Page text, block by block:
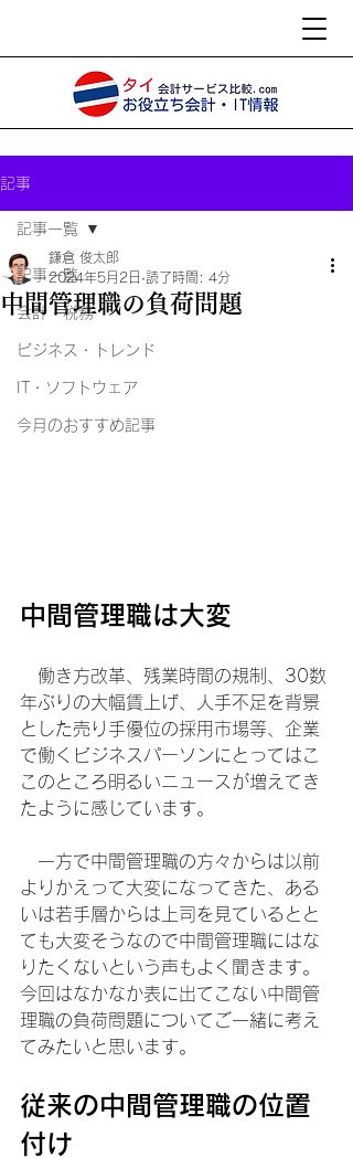
記事
記事一覧
会計・税務
ビジネス・トレンド
IT・ソフトウェア
今月のおすすめ記事
記事一覧
中間管理職の負荷問題
鎌倉 俊太郎
2024年5月2日 読了時間: 4分
中間管理職は大変
働き方改革、残業時間の規制、30数
年ぶりの大幅賃上げ、人手不足を背景
とした売り手優位の採用市場等、企業
で働くビジネスパーソンにとってはこ
このところ明るいニュースが増えてき
たように感じています。
一方で中間管理職の方々からは以前
よりかえって大変になってきた、ある
いは若手層からは上司を見ているとと
ても大変そうなので中間管理職にはな
りたくないという声もよく聞きます。
今回はなかなか表に出てこない中間管
理職の負荷問題についてご一緒に考え
てみたいと思います。
従来の中間管理職の位置
付け